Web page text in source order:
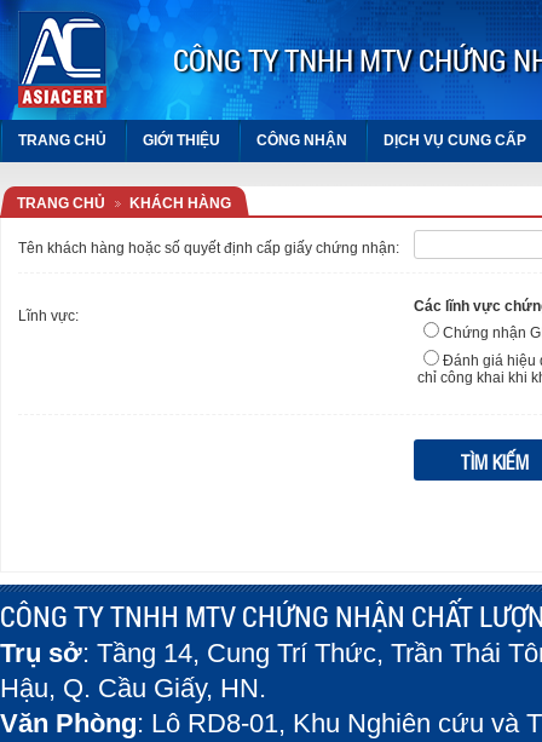
CÔNG TY TNHH MTV CHỨNG
TRANG CHỦ GIỚI THIỆU CÔNG NHẬN DỊCH VỤ CUNG CẤP
TRANG CHỦ KHÁCH HÀNG
Tên khách hàng hoặc số quyết định cấp giấy chứng nhận:
Lĩnh vực:
Các lĩnh vực
Chứng nhận
Đánh giá hiệu
chỉ công khai khi
CÔNG TY TNHH MTV CHỨNG NHẬN CHẤT
Trụ sở: Tầng 14, Cung Trí Thức, Trần Thái
Hậu, Q. Cầu Giấy, HN.
Văn Phòng: Lô RD8-01, Khu Nghiên cứu và